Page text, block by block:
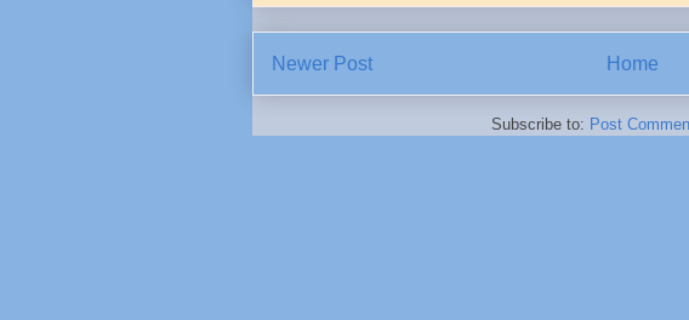
Newer Post Home
Subscribe to: Post